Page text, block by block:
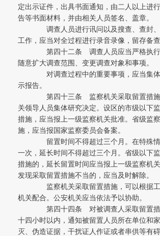
定出示证件，出具书面通知，由二人以上进
告等书面材料，并由相关人员签名、盖章。
调查人员进行讯问以及搜查、查封、
工作，应当对全过程进行录音录像，留存备查
第四十二条 调查人员应当严格执行
随意扩大调查范围、变更调查对象和事项。
对调查过程中的重要事项，应当集体
示报告。
第四十三条 监察机关采取留置措施
关领导人员集体研究决定。设区的市级以下
措施，应当报上一级监察机关批准。省级监
施，应当报国家监察委员会备案。
留置时间不得超过三个月。在特殊情
一次，延长时间不得超过三个月。省级以下
措施的，延长留置时间应当报上一级监察机
发现采取留置措施不当的，应当及时解除。
监察机关采取留置措施，可以根据工
机关配合。公安机关应当依法予以协助。
第四十四条 对被调查人采取留置措
十四小时以内，通知被留置人员所在单位和
灭、伪造证据，干扰证人作证或者串供等有